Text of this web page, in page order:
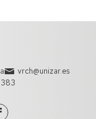
vrch@unizar.es